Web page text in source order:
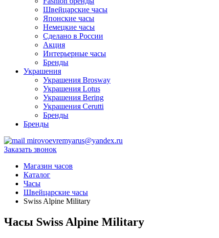
Швейцарские часы
Японские часы
Немецкие часы
Сделано в России
Акция
Интерьерные часы
Бренды
Украшения
Украшения Brosway
Украшения Lotus
Украшения Bering
Украшения Cerutti
Бренды
Бренды
mirovoevremyarus@yandex.ru
Заказать звонок
Магазин часов
Каталог
Часы
Швейцарские часы
Swiss Alpine Military
Часы Swiss Alpine Military